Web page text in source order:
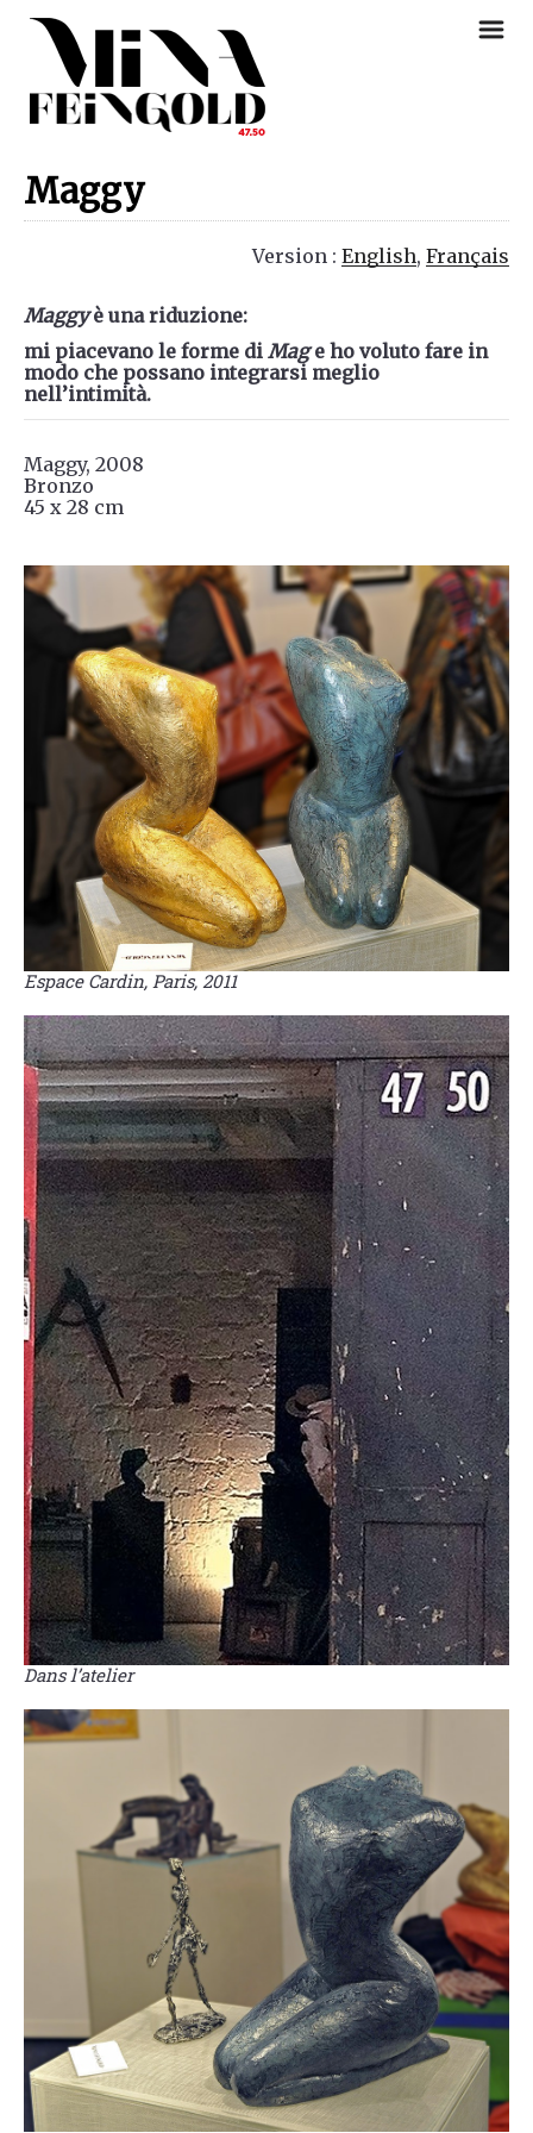
m
Maggy
Version : English Français
Maggyè una riduzione:
mi piacevano le forme di Mage ho voluto fare in
modo che possano integrarsi meglio
nell’intimità.
Maggy, 2008
Bronzo
45 x 28 cm
Espace Cardin, Paris, 2011
Dans l’atelier